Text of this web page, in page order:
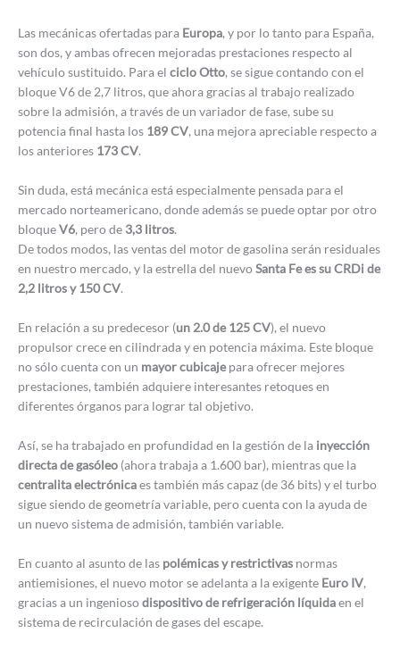
Las mecánicas ofertadas para Europa, y por lo tanto para España,
son dos, y ambas ofrecen mejoradas prestaciones respecto al
vehículo sustituido. Para el ciclo Otto, se sigue contando con el
bloque V6 de 2,7 litros, que ahora gracias al trabajo realizado
sobre la admisión, a través de un variador de fase, sube su
potencia final hasta los 189 CV, una mejora apreciable respecto a
los anteriores 173 CV.
Sin duda, está mecánica está especialmente pensada para el
mercado norteamericano, donde además se puede optar por otro
bloqueV6, pero de 3,3 litros.
De todos modos, las ventas del motor de gasolina serán residuales
en nuestro mercado, y la estrella del nuevoSanta Fe es su CRDi de
2,2 litros y 150 CV.
En relación a su predecesor (un 2.0 de 125 CV), el nuevo
propulsor crece en cilindrada y en potencia máxima. Este bloque
no sólo cuenta con un mayor cubicajepara ofrecer mejores
prestaciones, también adquiere interesantes retoques en
diferentes órganos para lograr tal objetivo.
Así, se ha trabajado en profundidad en la gestión de la inyección
directa de gasóleo (ahora trabaja a 1.600 bar), mientras que la
centralita electrónicaes también más capaz (de 36 bits) y el turbo
sigue siendo de geometría variable, pero cuenta con la ayuda de
un nuevo sistema de admisión, también variable.
En cuanto al asunto de las polémicas y restrictivas normas
antiemisiones, el nuevo motor se adelanta a la exigente Euro IV,
gracias a un ingeniosodispositivo de refrigeración líquidaen el
sistema de recirculación de gases del escape.